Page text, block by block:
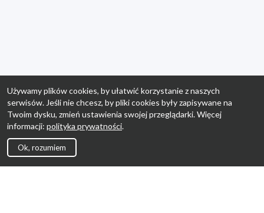
Używamy plików cookies, by ułatwić korzystanie z naszych
serwisów. Jeśli nie chcesz, by pliki cookies były zapisywane na
Twoim dysku, zmień ustawienia swojej przeglądarki. Więcej
informacji: polityka prywatności.
Ok, rozumiem